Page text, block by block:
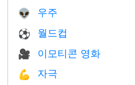
👽 우주
⚽ 월드컵
🎥 이모티콘 영화
💪 자극